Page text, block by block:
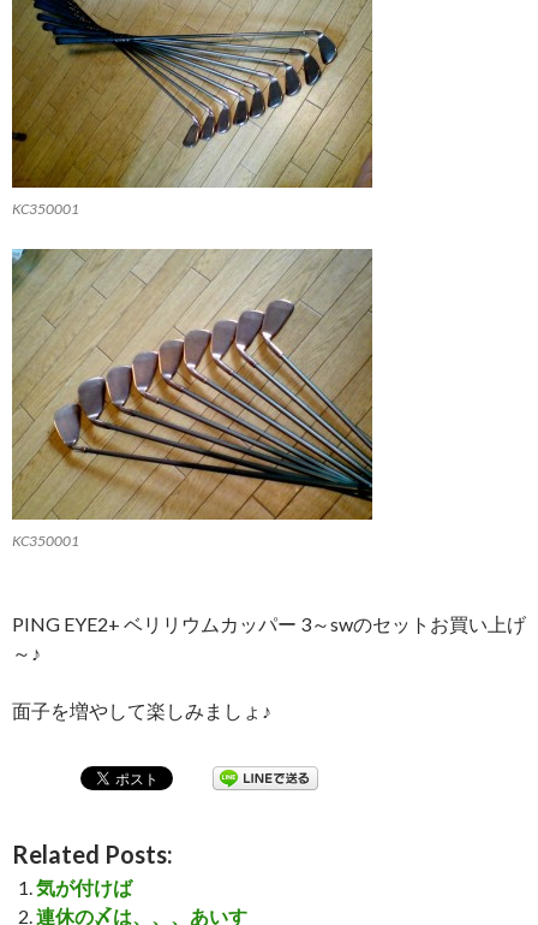
KC350001
KC350001
PING EYE2+ ベリリウムカッパー 3～swのセットお買い上げ
～♪
面子を増やして楽しみましょ♪
Related Posts:
気が付けば
連休の〆は、、、あいす